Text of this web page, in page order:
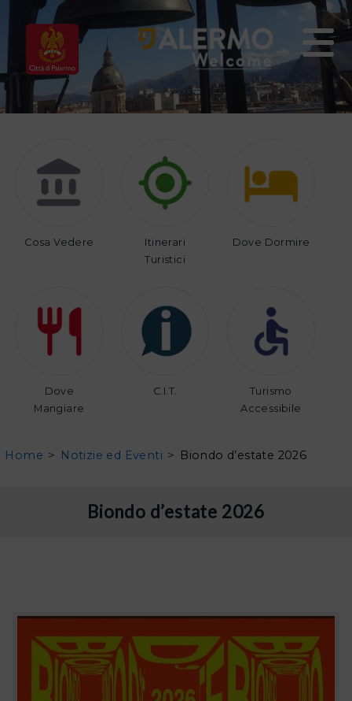
Home
Vivi
Palermo
Organizza
tuo
Cosa Vedere
Itinerari
Turistici
Dove Dormire
Dove
Mangiare
C.I.T.
Turismo
Accessibile
Home > Notizie ed Eventi > Biondo d’estate 2026
Biondo d’estate 2026